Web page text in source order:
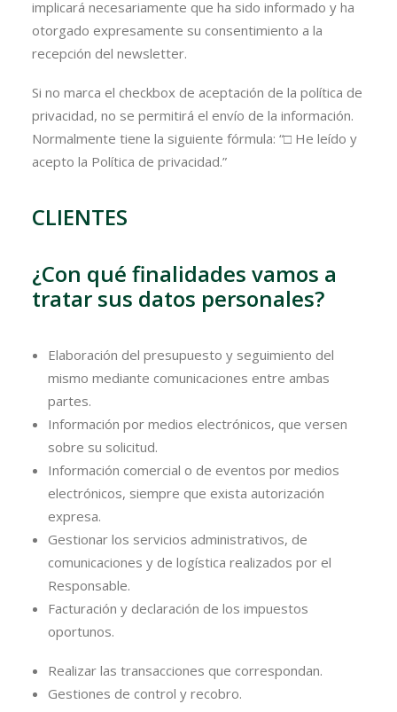
implicará necesariamente que ha sido informado y ha
otorgado expresamente su consentimiento a la
recepción del newsletter.
Si no marca el checkbox de aceptación de la política de
privacidad, no se permitirá el envío de la información.
Normalmente tiene la siguiente fórmula: “□ He leído y
acepto la Política de privacidad.”
CLIENTES
¿Con qué finalidades vamos a
tratar sus datos personales?
Elaboración del presupuesto y seguimiento del
mismo mediante comunicaciones entre ambas
partes.
Información por medios electrónicos, que versen
sobre su solicitud.
Información comercial o de eventos por medios
electrónicos, siempre que exista autorización
expresa.
Gestionar los servicios administrativos, de
comunicaciones y de logística realizados por el
Responsable.
Facturación y declaración de los impuestos
oportunos.
Realizar las transacciones que correspondan.
Gestiones de control y recobro.